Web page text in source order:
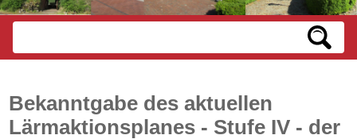
Bekanntgabe des aktuellen
Lärmaktionsplanes - Stufe IV - der